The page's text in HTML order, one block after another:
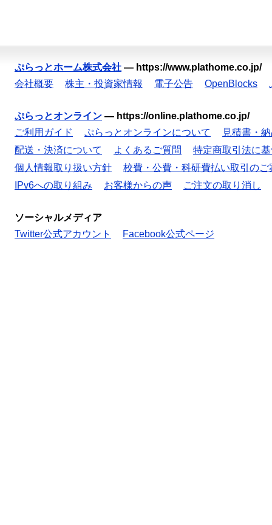
ぷらっとホーム株式会社 — https://www.plathome.co.jp/
会社概要
株主・投資家情報 電子公告 OpenBlocks
ぷらっとオンライン — https://online.plathome.co.jp/
ご利用ガイド
ぷらっとオンラインについて
見積書・
配送・決済について
よくあるご質問
特定商取引法に
個人情報取り扱い方針
校費・公費・科研費払い取引のご
IPv6への取り組み
お客様からの声 ご注文の取り消し
ソーシャルメディア
Twitter公式アカウント
Facebook公式ページ